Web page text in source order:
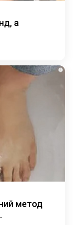
а
i
метод